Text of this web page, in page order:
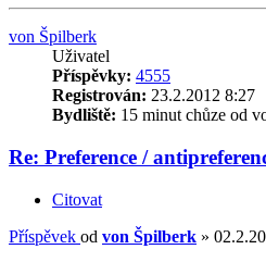
von Špilberk
Uživatel
Příspěvky: 4555
Registrován: 23.2.2012 8:27
Bydliště: 15 minut chůze od
Re: Preference /
Citovat
Příspěvek od von Špilberk »